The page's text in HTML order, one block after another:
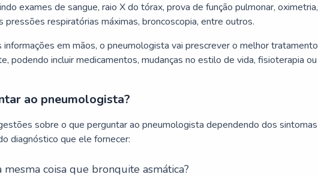
exames de sangue, raio X do tórax, prova de função pulmonar, oximetria,
pressões respiratórias máximas, broncoscopia, entre outros.
informações em mãos, o pneumologista vai prescrever o melhor tratamento
podendo incluir medicamentos, mudanças no estilo de vida, fisioterapia ou
ao pneumologista?
sobre o que perguntar ao pneumologista dependendo dos sintomas
diagnóstico que ele fornecer:
mesma coisa que bronquite asmática?